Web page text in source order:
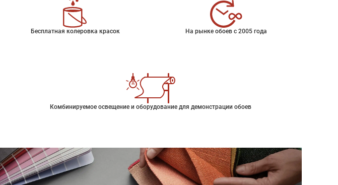
Бесплатная колеровка красок На рынке обоев с 2005 года
Комбинируемое освещение и оборудование для демонстрации обоев